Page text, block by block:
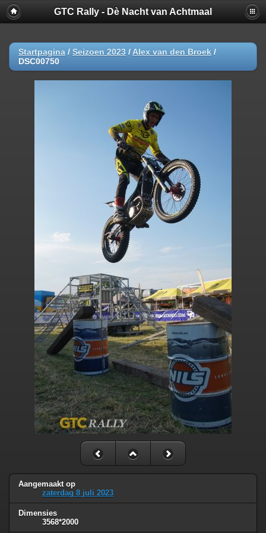
GTC Rally - Dè Nacht van Achtmaal
Startpagina / Seizoen 2023 / Alex van den Broek /
DSC00750
Aangemaakt op
zaterdag 8 juli 2023
Dimensies
3568*2000